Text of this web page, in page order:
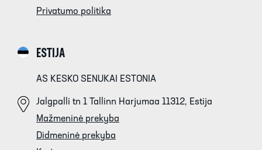
Privatumo politika
ESTIJA
AS KESKO SENUKAI ESTONIA
Jalgpalli tn 1 Tallinn Harjumaa 11312, Estija
Mažmeninė prekyba
Didmeninė prekyba